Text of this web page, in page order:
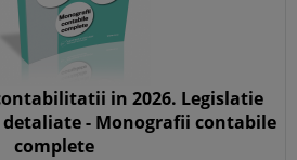
in 2026. Legislatie
detaliate - Monografii contabile
complete